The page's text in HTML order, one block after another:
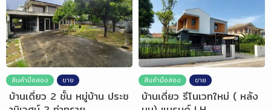
สินค้ามือสอง ขาย
บ้านเดี่ยว 2 ชั้น หมู่บ้าน ประช
สินค้ามือสอง ขาย
บ้านเดี่ยว รีโนเวทใหม่ ( หลัง